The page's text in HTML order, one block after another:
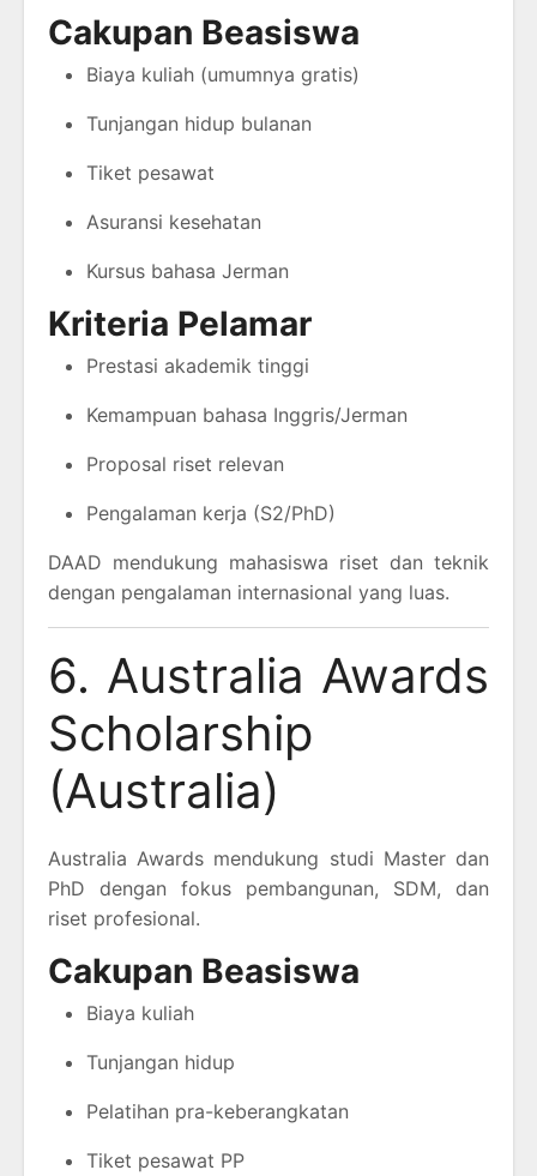
Cakupan Beasiswa
Biaya kuliah (umumnya gratis)
Tunjangan hidup bulanan
Tiket pesawat
Asuransi kesehatan
Kursus bahasa Jerman
Kriteria Pelamar
Prestasi akademik tinggi
Kemampuan bahasa Inggris/Jerman
Proposal riset relevan
Pengalaman kerja (S2/PhD)
DAAD mendukung mahasiswa riset dan teknik
dengan pengalaman internasional yang luas.
6. Australia Awards
Scholarship
(Australia)
Australia Awards mendukung studi Master dan
PhD dengan fokus pembangunan, SDM, dan
riset profesional.
Cakupan Beasiswa
Biaya kuliah
Tunjangan hidup
Pelatihan pra-keberangkatan
Tiket pesawat PP